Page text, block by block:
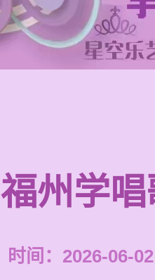
福州学
时间：2026-06-